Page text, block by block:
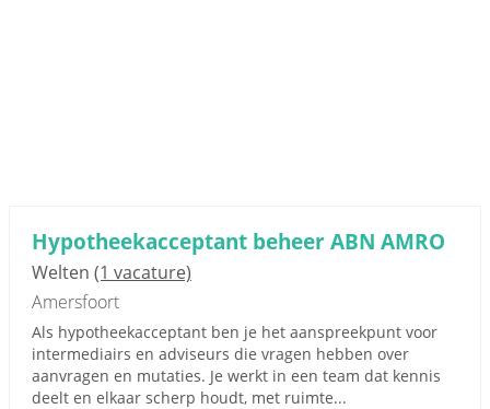
Hypotheekacceptant beheer ABN AMRO
Welten (1 vacature)
Amersfoort
Als hypotheekacceptant ben je het aanspreekpunt voor
intermediairs en adviseurs die vragen hebben over
aanvragen en mutaties. Je werkt in een team dat kennis
deelt en elkaar scherp houdt, met ruimte...